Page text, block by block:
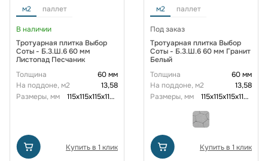
м2 паллет
В наличии
Тротуарная плитка Выбор
Соты - Б.3.Ш.6 60 мм
Листопад Песчаник
Толщина
60 мм
На поддоне, м2
13,58
Размеры, мм
115x115x115x115x115x115x60
Купить в 1 клик
м2 паллет
Под заказ
Тротуарная плитка Выбор
Соты - Б.3.Ш.6 60 мм Гранит
Белый
Толщина
60 мм
На поддоне, м2
13,58
Размеры, мм
115x115x115x115x115x115x60
Купить в 1 клик